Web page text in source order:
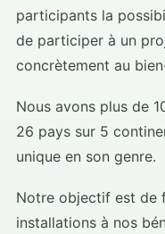
participants la
de participer à un
concrètement au
Nous avons plus de
26 pays sur 5
unique en son genre.
Notre objectif est de
installations à nos